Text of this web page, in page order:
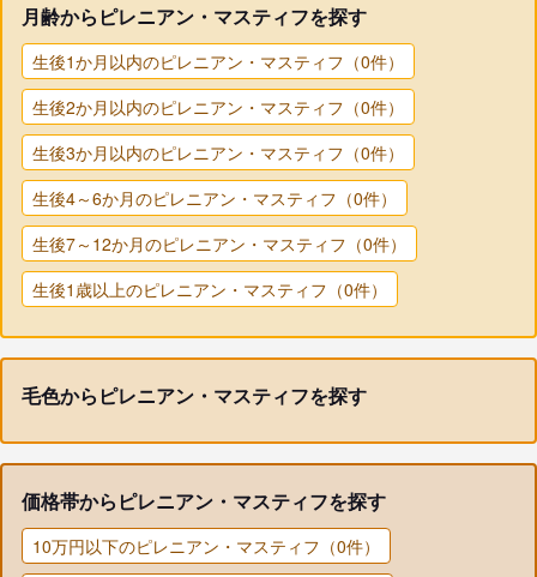
月齢からピレニアン・マスティフを探す
生後1か月以内のピレニアン・マスティフ（0件）
生後2か月以内のピレニアン・マスティフ（0件）
生後3か月以内のピレニアン・マスティフ（0件）
生後4～6か月のピレニアン・マスティフ（0件）
生後7～12か月のピレニアン・マスティフ（0件）
生後1歳以上のピレニアン・マスティフ（0件）
毛色からピレニアン・マスティフを探す
価格帯からピレニアン・マスティフを探す
10万円以下のピレニアン・マスティフ（0件）